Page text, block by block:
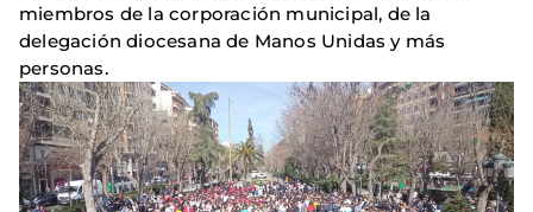
miembros de la corporación municipal, de la
delegación diocesana de Manos Unidas y más
personas.